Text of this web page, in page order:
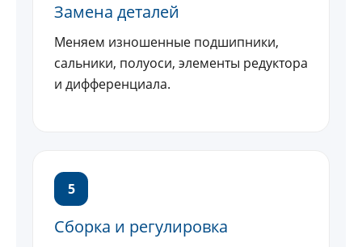
Замена деталей
Меняем изношенные подшипники,
сальники, полуоси, элементы редуктора
и дифференциала.
5
Сборка и регулировка